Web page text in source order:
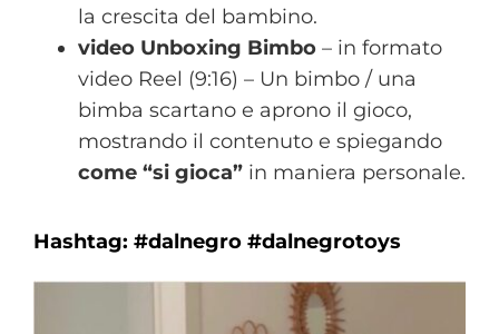
la crescita del bambino.
video Unboxing Bimbo – in formato
video Reel (9:16) – Un bimbo / una
bimba scartano e aprono il gioco,
mostrando il contenuto e spiegando
come “si gioca” in maniera personale.
Hashtag: #dalnegro #dalnegrotoys